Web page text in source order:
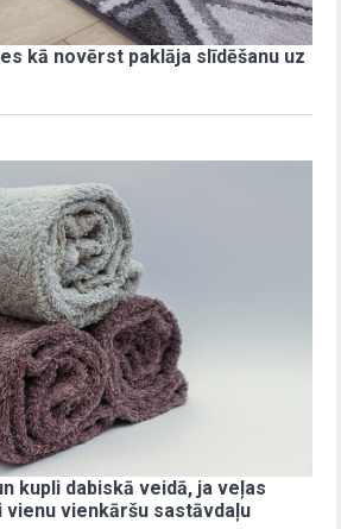
kā novērst paklāja slīdēšanu uz
kupli dabiskā veidā, ja veļas
vienu vienkāršu sastāvdaļu